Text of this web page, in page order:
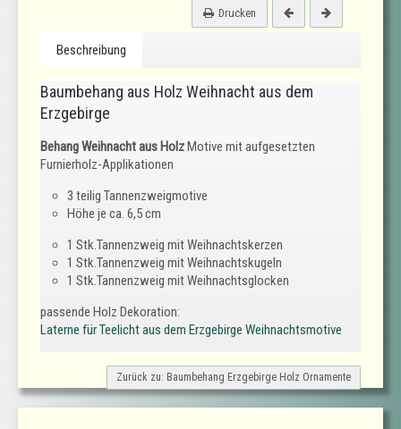
Drucken
Beschreibung
Baumbehang aus Holz Weihnacht aus dem
Erzgebirge
Behang Weihnacht aus HolzMotive mit aufgesetzten
Furnierholz-Applikationen
3 teilig Tannenzweigmotive
Höhe je ca. 6,5 cm
1 Stk.Tannenzweig mit Weihnachtskerzen
1 Stk.Tannenzweig mit Weihnachtskugeln
1 Stk.Tannenzweig mit Weihnachtsglocken
passende Holz Dekoration:
Laterne für Teelicht aus dem Erzgebirge Weihnachtsmotive
Zurück zu: Baumbehang Erzgebirge Holz Ornamente